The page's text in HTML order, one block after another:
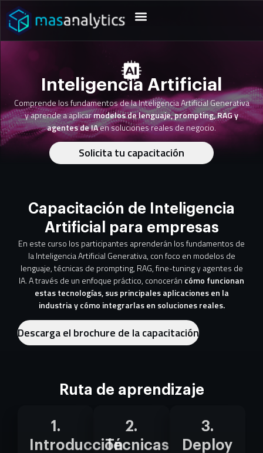
Inteligencia Artificial
Comprende los fundamentos de la Inteligencia Artificial Generativa
y aprende a aplicarmodelos de lenguaje, prompting, RAG y
agentes de IAen soluciones reales de negocio.
Solicita tu capacitación
Capacitación de Inteligencia
Artificial para empresas
En este curso los participantes aprenderán los fundamentos de
la Inteligencia Artificial Generativa, con foco en modelos de
lenguaje, técnicas de prompting, RAG, fine-tuning y agentes de
IA. A través de un enfoque práctico, conocerán cómo funcionan
estas tecnologías, sus principales aplicaciones en la
industria y cómo integrarlas en soluciones reales.
Descarga el brochure de la capacitación
Ruta de aprendizaje
1.
Introducción
2.
Técnicas
3.
Deploy